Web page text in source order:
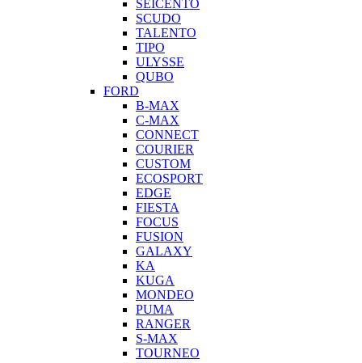
SEICENTO
SCUDO
TALENTO
TIPO
ULYSSE
QUBO
FORD
B-MAX
C-MAX
CONNECT
COURIER
CUSTOM
ECOSPORT
EDGE
FIESTA
FOCUS
FUSION
GALAXY
KA
KUGA
MONDEO
PUMA
RANGER
S-MAX
TOURNEO